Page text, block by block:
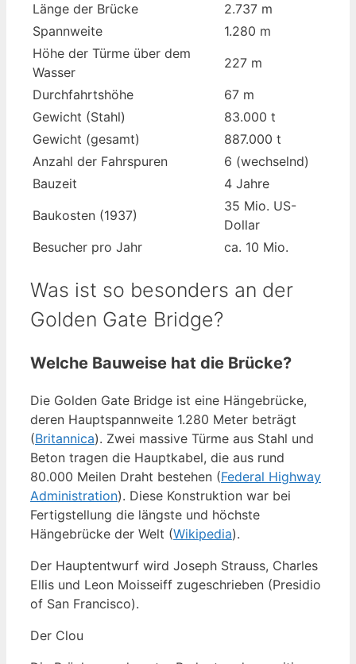
Länge der Brücke
2.737 m
Spannweite
1.280 m
Höhe der Türme über dem
Wasser
227 m
Durchfahrtshöhe
67 m
Gewicht (Stahl)
83.000 t
Gewicht (gesamt)
887.000 t
Anzahl der Fahrspuren
6 (wechselnd)
Bauzeit
4 Jahre
Baukosten (1937)
35 Mio. US-
Dollar
Besucher pro Jahr
ca. 10 Mio.
Was ist so besonders an der
Golden Gate Bridge?
Welche Bauweise hat die Brücke?
Die Golden Gate Bridge ist eine Hängebrücke,
deren Hauptspannweite 1.280 Meter beträgt
(Britannica). Zwei massive Türme aus Stahl und
Beton tragen die Hauptkabel, die aus rund
80.000 Meilen Draht bestehen (Federal Highway
Administration). Diese Konstruktion war bei
Fertigstellung die längste und höchste
Hängebrücke der Welt (Wikipedia).
Der Hauptentwurf wird Joseph Strauss, Charles
Ellis und Leon Moisseiff zugeschrieben (Presidio
of San Francisco).
Der Clou